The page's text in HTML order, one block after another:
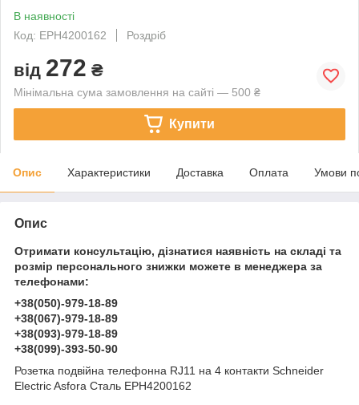
В наявності
Код: EPH4200162
Роздріб
від 272 ₴
Мінімальна сума замовлення на сайті — 500 ₴
Купити
Опис Характеристики Доставка Оплата Умови
Опис
Отримати консультацію, дізнатися наявність на складі та
розмір персонального знижки можете в менеджера за
телефонами:
+38(050)-979-18-89
+38(067)-979-18-89
+38(093)-979-18-89
+38(099)-393-50-90
Розетка подвійна телефонна RJ11 на 4 контакти Schneider
Electric Asfora Сталь EPH4200162